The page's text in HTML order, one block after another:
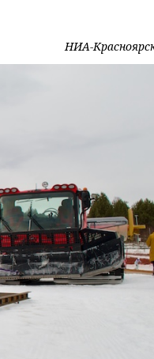
НИА-